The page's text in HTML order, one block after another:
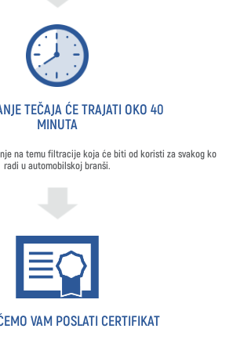
TEČAJA ĆE TRAJATI OKO 40
MINUTA
na temu filtracije koja će biti od koristi za svakog ko
radi u automobilskoj branši.
VAM POSLATI CERTIFIKAT